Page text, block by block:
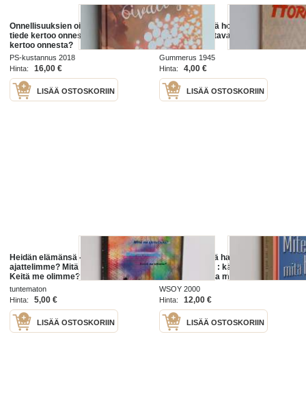
Onnellisuuksien oivaltaja : mitä
tiede kertoo onnesta? - Mitä tiede
kertoo onnesta?
PS-kustannus 2018
Hinta:
16,00 €
LISÄÄ OSTOSKORIIN
Hormonit : mitä hormonit ovat ja
mitä ne vaikuttavat
Gummerus 1945
Hinta:
4,00 €
LISÄÄ OSTOSKORIIN
Heidän elämänsä - Mitä me
ajattelimme? Mitä me tunsimme?
Keitä me olimme? (Ennakkovedos)
tuntematon
Hinta:
5,00 €
LISÄÄ OSTOSKORIIN
Miten saat mitä haluat ja haluat sitä
mitä sinulla on : käytännöllisiä ja
henkisiä ohjeita menestykseen
WSOY 2000
Hinta:
12,00 €
LISÄÄ OSTOSKORIIN